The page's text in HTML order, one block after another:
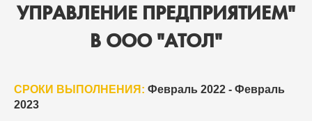
УПРАВЛЕНИЕ ПРЕДПРИЯТИЕМ"
В ООО "АТОЛ"
СРОКИ ВЫПОЛНЕНИЯ: Февраль 2022 - Февраль
2023